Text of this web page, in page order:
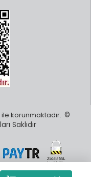
ile korunmaktadır. ©
Saklıdır